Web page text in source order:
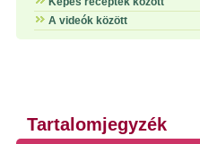
A videók között
Tartalomjegyzék